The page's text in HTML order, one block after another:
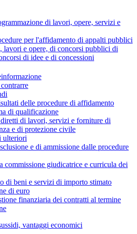
di lavori, opere, servizi e
per l'affidamento di appalti pubblici
lavori e opere, di concorsi pubblici di
di idee e di concessioni
delle procedure di affidamento
di qualificazione
di lavori, servizi e forniture di
e di protezione civile
ulteriori
e di ammissione dalle procedure
commissione giudicatrice e curricula dei
di beni e servizi di importo stimato
di euro
finanziaria dei contratti al termine
vantaggi economici